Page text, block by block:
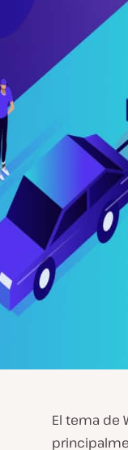
El tema de